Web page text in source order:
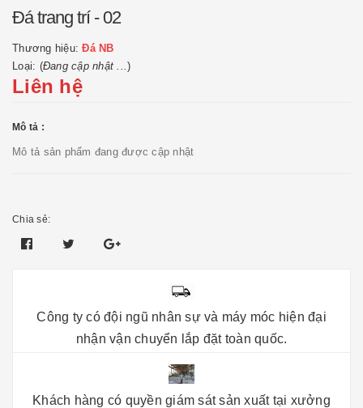
Đá trang trí - 02
Thương hiệu:Đá NB
Loại: (Đang cập nhật ...)
Liên hệ
Mô tả :
Mô tả sản phẩm đang được cập nhật
Chia sẻ:
Công ty có đội ngũ nhân sự và máy móc hiện đại
nhận vận chuyển lắp đặt toàn quốc.
Khách hàng có quyền giám sát sản xuất tại xưởng